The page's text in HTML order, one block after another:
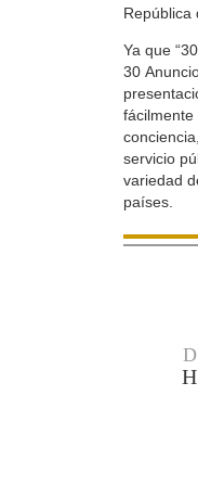
República
Ya que
30
fácilmente
servicio
variedad
países.